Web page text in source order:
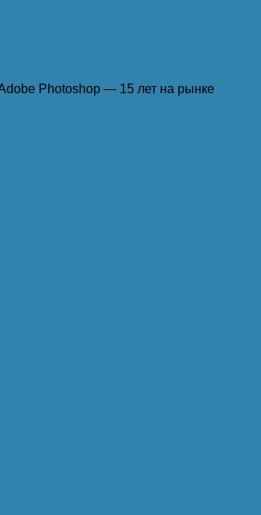
Photoshop — 15 лет на рынке